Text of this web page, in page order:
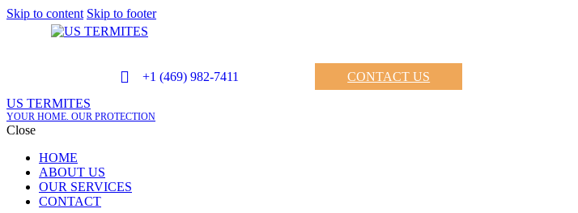
Skip to content Skip to footer
+1 (469) 982-7411
CONTACT US
US TERMITES
YOUR HOME. OUR PROTECTION
Close
HOME
ABOUT US
OUR SERVICES
CONTACT